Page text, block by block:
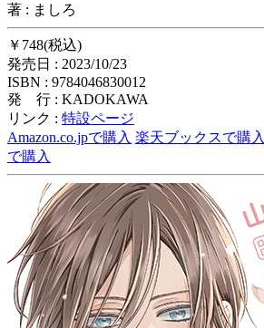
著 : ましろ
￥748(税込)
発売日 : 2023/10/23
ISBN : 9784046830012
発 行 : KADOKAWA
リンク : 特設ページ
Amazon.co.jpで購入 楽天ブックスで購入
で購入